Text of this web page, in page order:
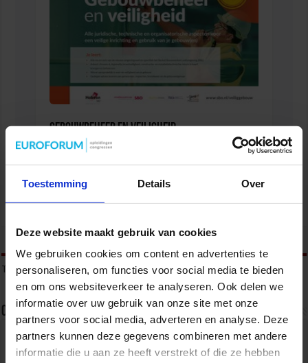
Toestemming Details Over
Deze website maakt gebruik van cookies
We gebruiken cookies om content en advertenties te
personaliseren, om functies voor social media te bieden
en om ons websiteverkeer te analyseren. Ook delen we
informatie over uw gebruik van onze site met onze
partners voor social media, adverteren en analyse. Deze
partners kunnen deze gegevens combineren met andere
informatie die u aan ze heeft verstrekt of die ze hebben
Gebouwbeheer en veiligheid
VEILIGHEID
tweet
Tags ONDERMIJNING
Over sbo
Het Studiecentrum voor Bedrijf en Overheid (SBO)
organiseert jaarlijks zo’n 200 opleidingen en